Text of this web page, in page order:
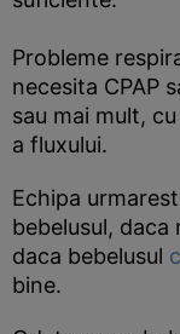
Probleme
necesita CPAP
sau mai mult,
a fluxului.
Echipa
bebelusul, daca
daca bebelusul
bine.